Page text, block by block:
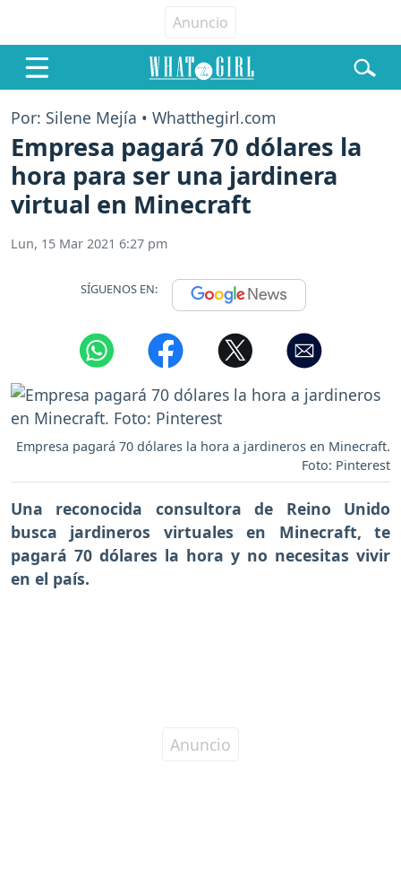
Por: Silene Mejía • Whatthegirl.com
Empresa pagará 70 dólares la
hora para ser una jardinera
virtual en Minecraft
Lun, 15 Mar 2021 6:27 pm
SÍGUENOS EN:
Empresa pagará 70 dólares la hora a jardineros en Minecraft.
Foto: Pinterest
Una reconocida consultora de Reino Unido
busca jardineros virtuales en Minecraft, te
pagará 70 dólares la hora y no necesitas vivir
en el país.